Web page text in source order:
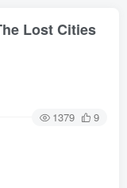
Lost Cities
1379 9